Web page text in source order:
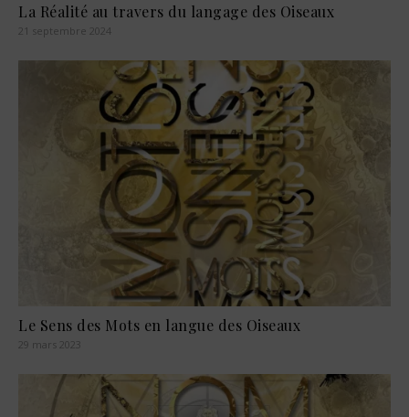
La Réalité au travers du langage des Oiseaux
21 septembre 2024
Le Sens des Mots en langue des Oiseaux
29 mars 2023